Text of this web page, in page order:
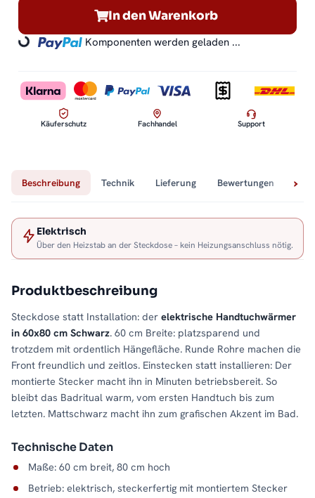
In den Warenkorb
Loading... Komponenten werden geladen ...
Käuferschutz Fachhandel Support
Beschreibung Technik Lieferung Bewertungen
Elektrisch
Über den Heizstab an der Steckdose – kein Heizungsanschluss nötig.
Produktbeschreibung
Steckdose statt Installation: der elektrische Handtuchwärmer
in 60x80 cm Schwarz. 60 cm Breite: platzsparend und
trotzdem mit ordentlich Hängefläche. Runde Rohre machen die
Front freundlich und zeitlos. Einstecken statt installieren: Der
montierte Stecker macht ihn in Minuten betriebsbereit. So
bleibt das Badritual warm, vom ersten Handtuch bis zum
letzten. Mattschwarz macht ihn zum grafischen Akzent im Bad.
Technische Daten
Maße: 60 cm breit, 80 cm hoch
Betrieb: elektrisch, steckerfertig mit montiertem Stecker